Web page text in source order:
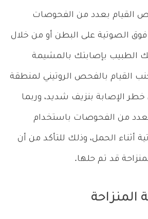
القيام بعدد من الفحوصات
الصوتية على البطن أو من خلال
الطبيب بإصابتك بالمشيمة
القيام بالفحص الروتيني لمنطقة
خطر الإصابة بنزيف شديد، وربما
بعدد من الفحوصات باستخدام
أثناء الحمل، وذلك للتأكد من أن
قد تم حلها.
المنزاحة